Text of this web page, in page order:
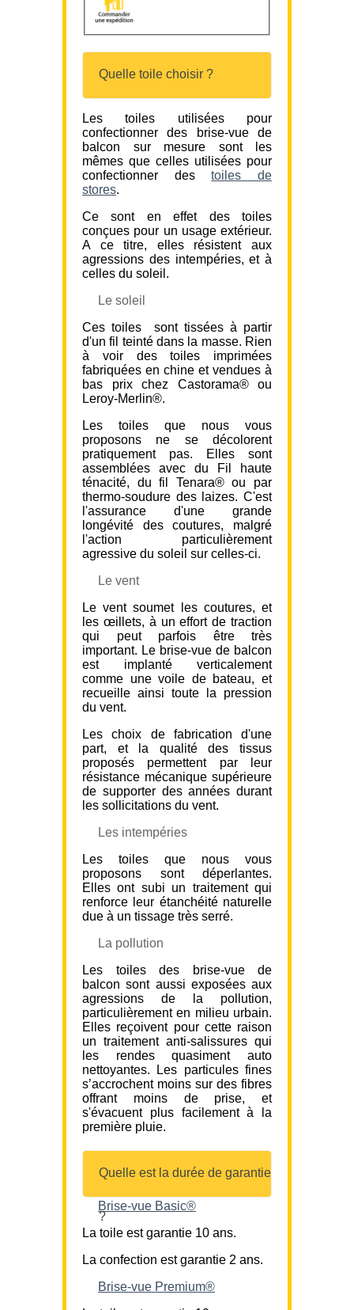
Quelle toile choisir ?
Les toiles utilisées pour
confectionner des brise-vue de
balcon sur mesure sont les
mêmes que celles utilisées pour
confectionner destoiles de
stores.
Ce sont en effet des toiles
conçues pour un usage extérieur.
A ce titre, elles résistent aux
agressions des intempéries, et à
celles du soleil.
Le soleil
Ces toiles sont tissées à partir
d'un fil teinté dans la masse. Rien
à voir des toiles imprimées
fabriquées en chine et vendues à
bas prix chez Castorama® ou
Leroy-Merlin®.
Les toiles que nous vous
proposons ne se décolorent
pratiquement pas. Elles sont
assemblées avec du Fil haute
ténacité, du fil Tenara® ou par
thermo-soudure des laizes. C'est
l'assurance d'une grande
longévité des coutures, malgré
l'action particulièrement
agressive du soleil sur celles-ci.
Le vent
Le vent soumet les coutures, et
les œillets, à un effort de traction
qui peut parfois être très
important. Le brise-vue de balcon
est implanté verticalement
comme une voile de bateau, et
recueille ainsi toute la pression
du vent.
Les choix de fabrication d'une
part, et la qualité des tissus
proposés permettent par leur
résistance mécanique supérieure
de supporter des années durant
les sollicitations du vent.
Les intempéries
Les toiles que nous vous
proposons sont déperlantes.
Elles ont subi un traitement qui
renforce leur étanchéité naturelle
due à un tissage très serré.
La pollution
Les toiles des brise-vue de
balcon sont aussi exposées aux
agressions de la pollution,
particulièrement en milieu urbain.
Elles reçoivent pour cette raison
un traitement anti-salissures qui
les rendes quasiment auto
nettoyantes. Les particules fines
s’accrochent moins sur des fibres
offrant moins de prise, et
s'évacuent plus facilement à la
première pluie.
Quelle est la durée de garantie
?
Brise-vue Basic®
La toile est garantie 10 ans.
La confection est garantie 2 ans.
Brise-vue Premium®